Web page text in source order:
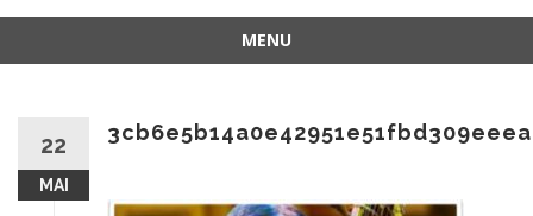
MENU
contenu
22
MAI